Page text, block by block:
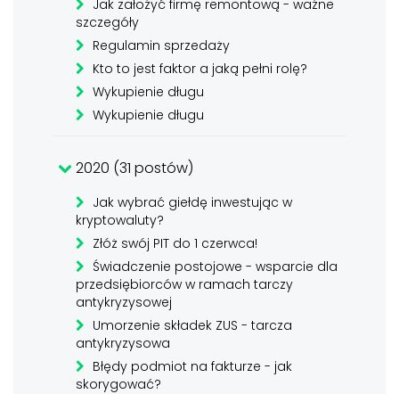
Jak założyć firmę remontową - ważne
szczegóły
Regulamin sprzedaży
Kto to jest faktor a jaką pełni rolę?
Wykupienie długu
Wykupienie długu
2020 (31 postów)
Jak wybrać giełdę inwestując w
kryptowaluty?
Złóż swój PIT do 1 czerwca!
Świadczenie postojowe - wsparcie dla
przedsiębiorców w ramach tarczy
antykryzysowej
Umorzenie składek ZUS - tarcza
antykryzysowa
Błędy podmiot na fakturze - jak
skorygować?